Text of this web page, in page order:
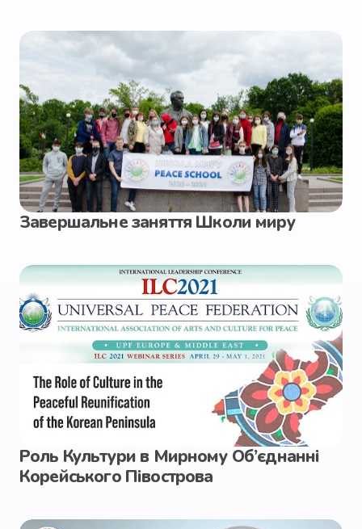
Завершальне заняття Школи миру
Роль Культури в Мирному Об’єднанні
Корейського Півострова